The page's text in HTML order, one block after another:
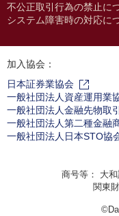
不公正取引行為の禁止に
システム障害時の対応に
加入協会：
日本証券業協会
一般社団法人資産運用業
一般社団法人金融先物取
一般社団法人第二種金融
一般社団法人日本STO協
商号等： 大
関東